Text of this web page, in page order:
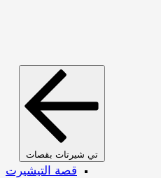
تي شيرتات بقصات
قصة التيشيرت